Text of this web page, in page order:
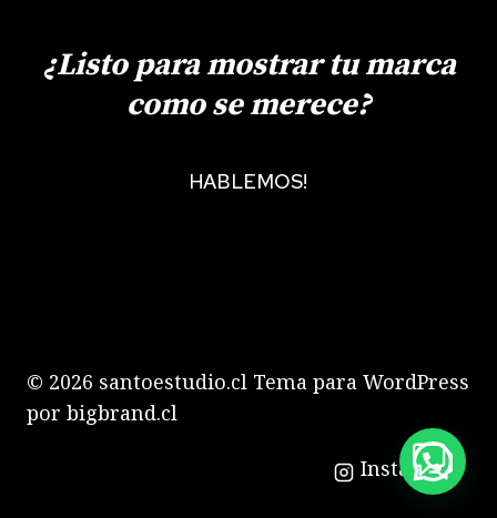
¿Listo para mostrar tu marca
como se merece?
HABLEMOS!
© 2026 santoestudio.cl Tema para WordPress
por bigbrand.cl
Instagram